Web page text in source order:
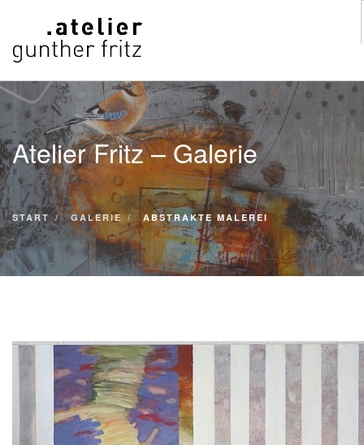
START
WERKE
VITA
KONTAKT
GALERIE
SUCHE
Atelier Fritz – Galerie
START GALERIE ABSTRAKTE MALEREI